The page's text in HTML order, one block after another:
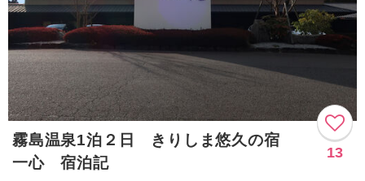
霧島温泉1泊２日 きりしま悠久の宿
一心 宿泊記
13